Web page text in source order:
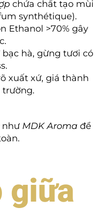
chứa chất tạo mùi
synthétique).
Ethanol >70% gây
hà, gừng tươi có
xuất xứ, giá thành
trường.
như MDK Aroma để
giữa